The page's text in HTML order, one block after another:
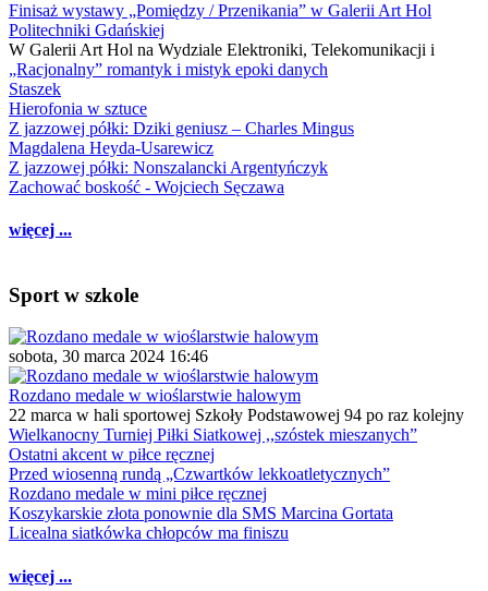
Finisaż wystawy „Pomiędzy / Przenikania” w Galerii Art Hol
Politechniki Gdańskiej
W Galerii Art Hol na Wydziale Elektroniki, Telekomunikacji i
„Racjonalny” romantyk i mistyk epoki danych
Staszek
Hierofonia w sztuce
Z jazzowej półki: Dziki geniusz – Charles Mingus
Magdalena Heyda-Usarewicz
Z jazzowej półki: Nonszalancki Argentyńczyk
Zachować boskość - Wojciech Sęczawa
więcej ...
Sport w szkole
sobota, 30 marca 2024 16:46
Rozdano medale w wioślarstwie halowym
22 marca w hali sportowej Szkoły Podstawowej 94 po raz kolejny
Wielkanocny Turniej Piłki Siatkowej ,,szóstek mieszanych”
Ostatni akcent w piłce ręcznej
Przed wiosenną rundą „Czwartków lekkoatletycznych”
Rozdano medale w mini piłce ręcznej
Koszykarskie złota ponownie dla SMS Marcina Gortata
Licealna siatkówka chłopców ma finiszu
więcej ...